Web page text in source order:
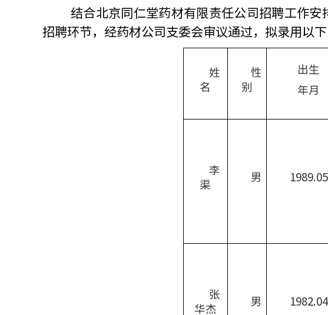
结合北京同仁堂药材有限责任公司招聘工作安
招聘环节，经药材公司 支委会审议通过，拟录用 以
姓
名
性
别
出生
年月
李
渠
男 1989.05
张
华杰
男 1982.04